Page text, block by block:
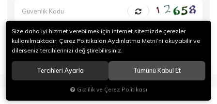
© 2019 Forte Gurme Tüm hakları saklıdır.
Hipotenüs Yeni Nesil E-Ticaret Sistemleri ile Hazırlanmıştır.
Size daha iyi hizmet verebilmek için internet sitemizde çerezler
kullanılmaktadır. Çerez Politikaları Aydınlatma Metni’ni okuyabilir ve
dilerseniz tercihlerinizi değiştirebilirsiniz.
Tercihleri Ayarla Tümünü Kabul Et
Gizlilik ve Çerez Politikası